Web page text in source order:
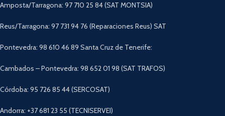
Amposta/Tarragona: 97 710 25 84 (SAT MONTSIA)
Reus/Tarragona: 97 731 94 76 (Reparaciones Reus) SAT
Pontevedra: 98 610 46 89 Santa Cruz de Tenerife:
Cambados – Pontevedra: 98 652 01 98 (SAT TRAFOS)
Córdoba: 95 726 85 44 (SERCOSAT)
Andorra: +37 681 23 55 (TECNISERVEI)